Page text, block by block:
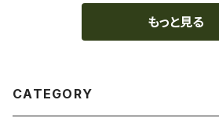
もっと見る
CATEGORY